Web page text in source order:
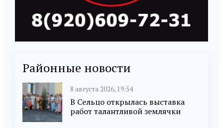
Районные новости
8 августа 2026, 19:54
В Сельцо открылась выставка
работ талантливой землячки